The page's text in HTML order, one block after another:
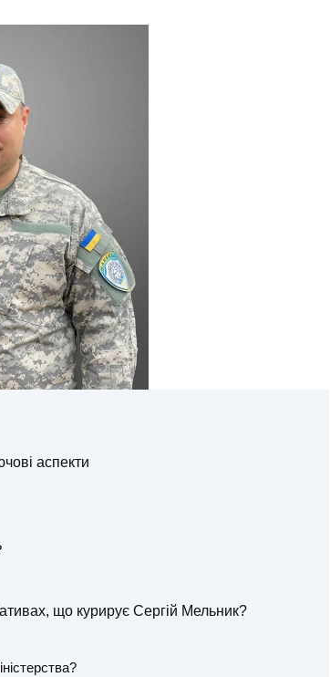
аспекти
що курирує Сергій Мельник?